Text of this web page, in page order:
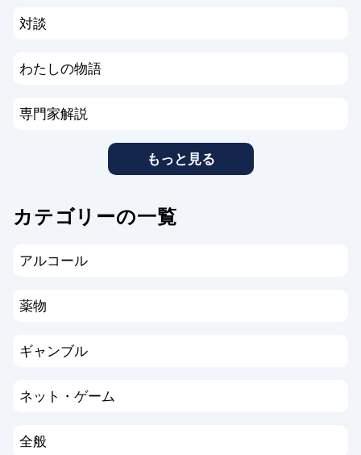
対談
わたしの物語
専門家解説
もっと見る
カテゴリーの一覧
アルコール
薬物
ギャンブル
ネット・ゲーム
全般